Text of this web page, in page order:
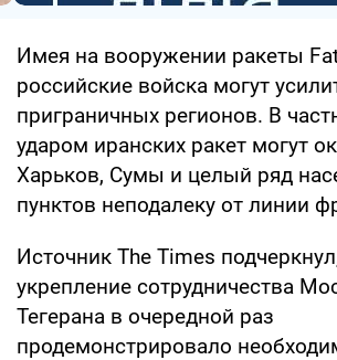
Имея на вооружении ракеты
российские войска могут
приграничных регионов. В
ударом иранских ракет могут
Харьков, Сумы и целый ряд
пунктов неподалеку от линии
Источник The Times
укрепление сотрудничества
Тегерана в очередной раз
продемонстрировало